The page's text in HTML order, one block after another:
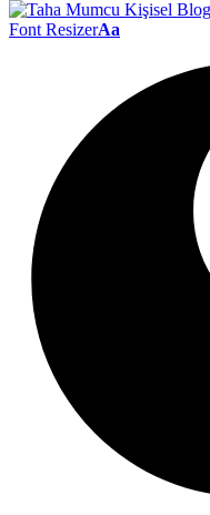
Font ResizerAa